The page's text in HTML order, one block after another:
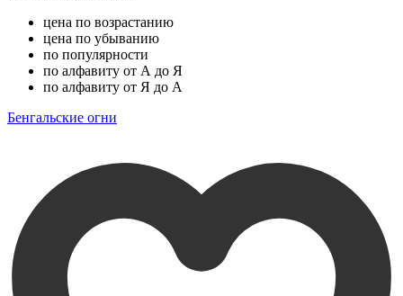
цена по возрастанию
цена по убыванию
по популярности
по алфавиту от А до Я
по алфавиту от Я до А
Бенгальские огни